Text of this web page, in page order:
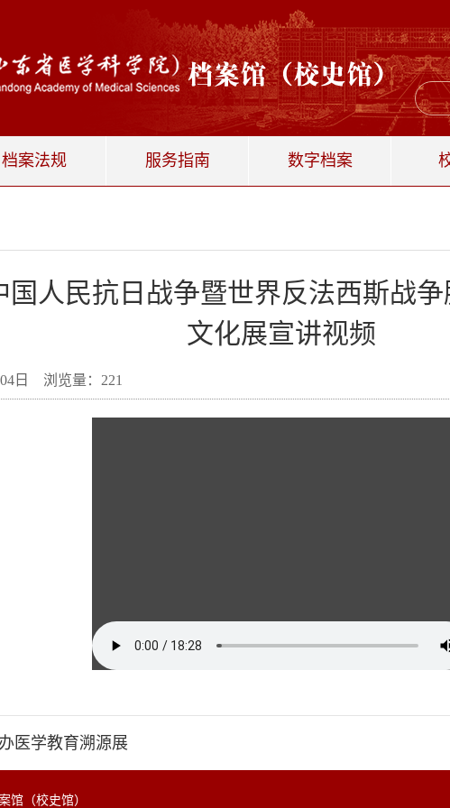
档案法规 服务指南 数字档案
国人民抗日战争暨世界反法西斯战
文化展宣讲视频
日 浏览量： 221
医学教育溯源展
馆（校史馆）